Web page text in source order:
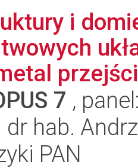
i
7 ,
hab.
PAN